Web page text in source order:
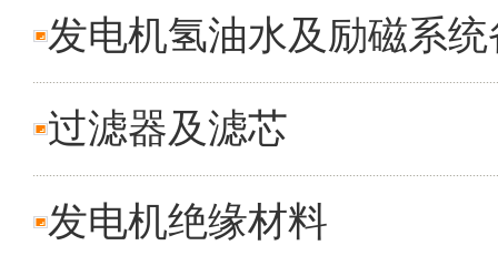
发电机氢油水及励磁系统
过滤器及滤芯
发电机绝缘材料